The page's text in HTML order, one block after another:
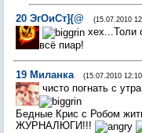
20 ЭгОиСт]{@ (15.07.2010
хех...Толи
всё пиар!
19 Миланка (15.07.2010
чисто погнать с
Бедные Крис с Робом
ЖУРНАЛЮГИ!!!